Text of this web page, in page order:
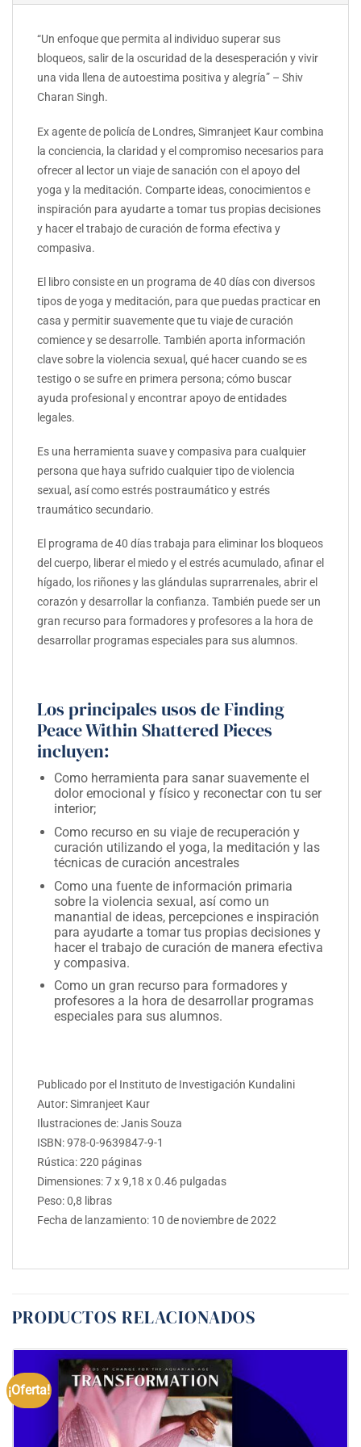
“Un enfoque que permita al individuo superar sus
bloqueos, salir de la oscuridad de la desesperación y vivir
una vida llena de autoestima positiva y alegría” – Shiv
Charan Singh.
Ex agente de policía de Londres, Simranjeet Kaur combina
la conciencia, la claridad y el compromiso necesarios para
ofrecer al lector un viaje de sanación con el apoyo del
yoga y la meditación. Comparte ideas, conocimientos e
inspiración para ayudarte a tomar tus propias decisiones
y hacer el trabajo de curación de forma efectiva y
compasiva.
El libro consiste en un programa de 40 días con diversos
tipos de yoga y meditación, para que puedas practicar en
casa y permitir suavemente que tu viaje de curación
comience y se desarrolle. También aporta información
clave sobre la violencia sexual, qué hacer cuando se es
testigo o se sufre en primera persona; cómo buscar
ayuda profesional y encontrar apoyo de entidades
legales.
Es una herramienta suave y compasiva para cualquier
persona que haya sufrido cualquier tipo de violencia
sexual, así como estrés postraumático y estrés
traumático secundario.
El programa de 40 días trabaja para eliminar los bloqueos
del cuerpo, liberar el miedo y el estrés acumulado, afinar el
hígado, los riñones y las glándulas suprarrenales, abrir el
corazón y desarrollar la confianza. También puede ser un
gran recurso para formadores y profesores a la hora de
desarrollar programas especiales para sus alumnos.
Los principales usos de Finding
Peace Within Shattered Pieces
incluyen:
Como herramienta para sanar suavemente el
dolor emocional y físico y reconectar con tu ser
interior;
Como recurso en su viaje de recuperación y
curación utilizando el yoga, la meditación y las
técnicas de curación ancestrales
Como una fuente de información primaria
sobre la violencia sexual, así como un
manantial de ideas, percepciones e inspiración
para ayudarte a tomar tus propias decisiones y
hacer el trabajo de curación de manera efectiva
y compasiva.
Como un gran recurso para formadores y
profesores a la hora de desarrollar programas
especiales para sus alumnos.
Publicado por el Instituto de Investigación Kundalini
Autor: Simranjeet Kaur
Ilustraciones de:Janis Souza
ISBN: 978-0-9639847-9-1
Rústica: 220 páginas
Dimensiones:7 x 9,18 x0.46 pulgadas
Peso: 0,8 libras
Fecha de lanzamiento: 10 de noviembre de 2022
PRODUCTOS RELACIONADOS
¡Oferta!